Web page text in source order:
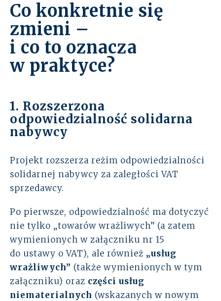
Co konkretnie się
zmieni –
i co to oznacza
w praktyce?
1. Rozszerzona
odpowiedzialność solidarna
nabywcy
Projekt rozszerza reżim odpowiedzialności
solidarnej nabywcy za zaległości VAT
sprzedawcy.
Po pierwsze, odpowiedzialność ma dotyczyć
nie tylko „towarów wrażliwych” (a zatem
wymienionych w załączniku nr 15
do ustawy o VAT), ale również „usług
wrażliwych” (także wymienionych w tym
załączniku) oraz części usług
niematerialnych (wskazanych w nowym